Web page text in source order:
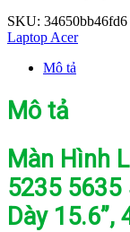
SKU: 34650bb46fd6
Laptop Acer
Mô tả
Mô tả
Màn Hình
5235 5635
Dày 15.6”,